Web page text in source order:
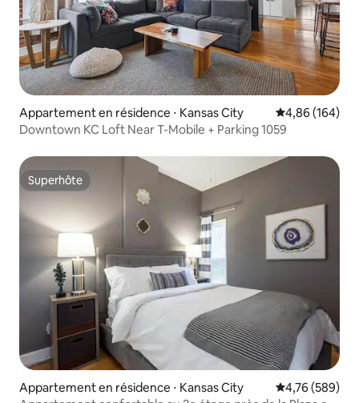
Appartement en résidence ⋅ Kansas City Évaluation
4,86 (164)
Downtown KC Loft Near T-Mobile + Parking 1059
Superhôte
Superhôte
Appartement en résidence ⋅ Kansas City Évaluation
4,76 (589)